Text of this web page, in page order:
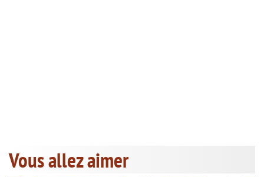
Vous allez aimer